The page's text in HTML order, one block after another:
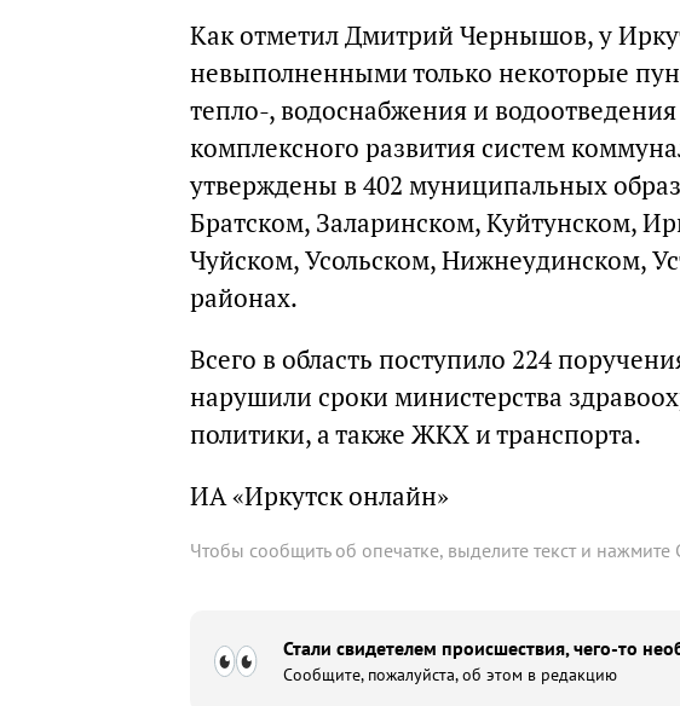
Как отметил Дмитрий Чернышов, у
невыполненными только некоторые
тепло-, водоснабжения и
комплексного развития систем
утверждены в 402 муниципальных
Братском, Заларинском, Куйтунском,
Чуйском, Усольском, Нижнеудинском,
районах.
Всего в область поступило 224
нарушили сроки министерства
политики, а также ЖКХ и транспорта.
ИА «Иркутск онлайн»
Чтобы сообщить об опечатке, выделите текст и нажмите
Стали свидетелем происшествия, чего-то
Сообщите, пожалуйста, об этом в редакцию